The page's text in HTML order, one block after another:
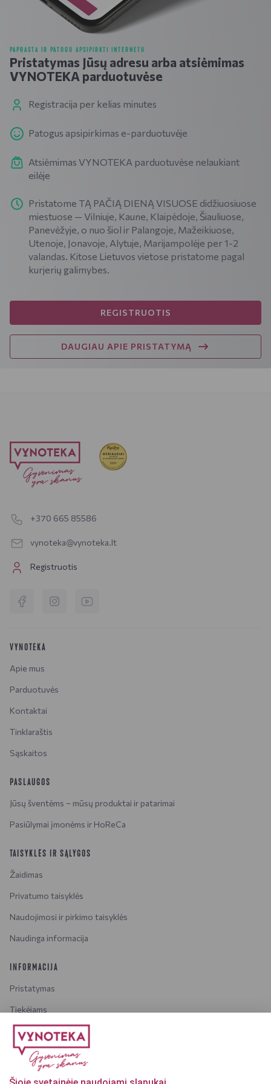
PAPRASTA IR PATOGU APSIPIRKTI INTERNETU
Pristatymas Jūsų adresu arba atsiėmimas
VYNOTEKA parduotuvėse
Registracija per kelias minutes
Patogus apsipirkimas e-parduotuvėje
Atsiėmimas VYNOTEKA parduotuvėse nelaukiant
eilėje
Pristatome TĄ PAČIĄ DIENĄ VISUOSE didžiuosiuose
miestuose — Vilniuje, Kaune, Klaipėdoje, Šiauliuose,
Panevėžyje, o nuo šiol ir Palangoje, Mažeikiuose,
Utenoje, Jonavoje, Alytuje, Marijampolėje per 1-2
valandas. Kitose Lietuvos vietose pristatome pagal
kurjerių galimybes.
REGISTRUOTIS
DAUGIAU APIE PRISTATYMĄ
+370 665 85586
vynoteka@vynoteka.lt
Registruotis
VYNOTEKA
Apie mus
Parduotuvės
Kontaktai
Tinklaraštis
Sąskaitos
PASLAUGOS
Jūsų šventėms – mūsų produktai ir patarimai
Pasiūlymai įmonėms ir HoReCa
TAISYKLĖS IR SĄLYGOS
Žaidimas
Privatumo taisyklės
Naudojimosi ir pirkimo taisyklės
Naudinga informacija
INFORMACIJA
Pristatymas
Tiekėjams
Karjera
Dažniausiai užduodami klausimai